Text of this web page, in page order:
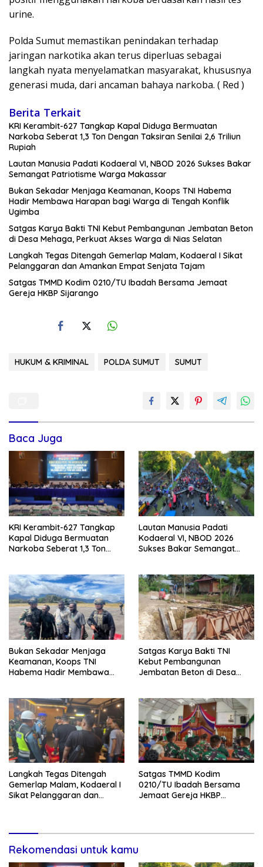
urine.
Polda Sumut memastikan penindakan terhadap
jaringan narkotika akan terus diperluas sebagai
langkah nyata menyelamatkan masyarakat, khususnya
generasi muda, dari ancaman bahaya narkoba. ( Red )
Berita Terkait
KRI Kerambit-627 Tangkap Kapal Diduga Bermuatan
Narkoba Seberat 1,3 Ton Dengan Taksiran Senilai 2,6 Triliun
Rupiah
Lautan Manusia Padati Kodaeral VI, NBOD 2026 Sukses Bakar
Semangat Patriotisme Warga Makassar
Bukan Sekadar Menjaga Keamanan, Koops TNI Habema
Hadir Membawa Harapan bagi Warga di Tengah Konflik
Ugimba
Satgas Karya Bakti TNI Kebut Pembangunan Jembatan Beton
di Desa Mehaga, Perkuat Akses Warga di Nias Selatan
Langkah Tegas Ditengah Gemerlap Malam, Kodaeral I Sikat
Pelanggaran dan Amankan Empat Senjata Tajam
Satgas TMMD Kodim 0210/TU Ibadah Bersama Jemaat
Gereja HKBP Sijarango
HUKUM & KRIMINAL POLDA SUMUT SUMUT
Baca Juga
KRI Kerambit-627 Tangkap
Kapal Diduga Bermuatan
Narkoba Seberat 1,3 Ton
Lautan Manusia Padati
Kodaeral VI, NBOD 2026
Sukses Bakar Semangat
Bukan Sekadar Menjaga
Keamanan, Koops TNI
Habema Hadir Membawa
Satgas Karya Bakti TNI
Kebut Pembangunan
Jembatan Beton di Desa
Langkah Tegas Ditengah
Gemerlap Malam, Kodaeral I
Sikat Pelanggaran dan
Satgas TMMD Kodim
0210/TU Ibadah Bersama
Jemaat Gereja HKBP
Rekomendasi untuk kamu